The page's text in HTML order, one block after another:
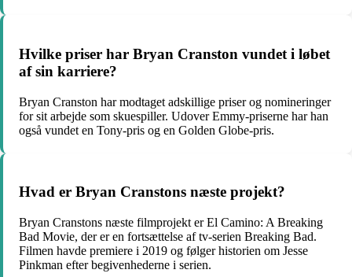
Hvilke priser har Bryan Cranston vundet i løbet
af sin karriere?
Bryan Cranston har modtaget adskillige priser og nomineringer
for sit arbejde som skuespiller. Udover Emmy-priserne har han
også vundet en Tony-pris og en Golden Globe-pris.
Hvad er Bryan Cranstons næste projekt?
Bryan Cranstons næste filmprojekt er El Camino: A Breaking
Bad Movie, der er en fortsættelse af tv-serien Breaking Bad.
Filmen havde premiere i 2019 og følger historien om Jesse
Pinkman efter begivenhederne i serien.